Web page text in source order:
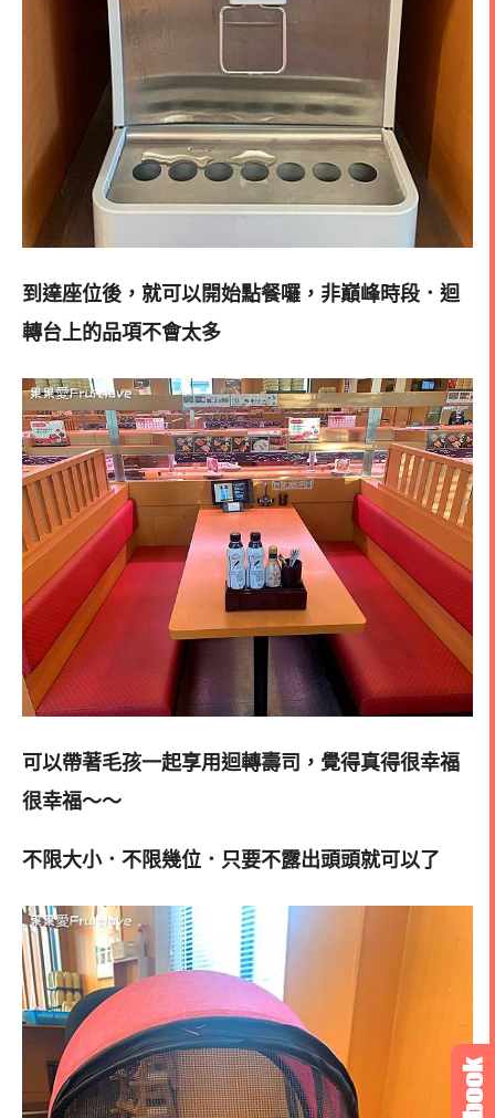
到達座位後，就可以開始點餐囉，非巔峰時段．迴
轉台上的品項不會太多
可以帶著毛孩一起享用迴轉壽司，覺得真得很幸福
很幸福～～
不限大小．不限幾位．只要不露出頭頭就可以了